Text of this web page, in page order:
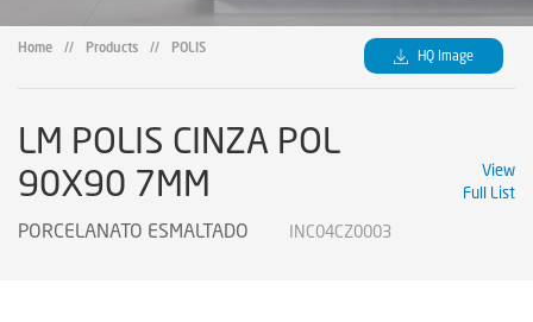
Certificates
Showroom
Home // Products // POLIS HQ Image
LM POLIS CINZA POL
90X90 7MM
PORCELANATO ESMALTADO INC04CZ0003
View
Full List